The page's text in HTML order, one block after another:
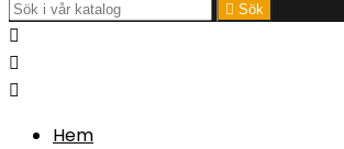
 Sök



Hem